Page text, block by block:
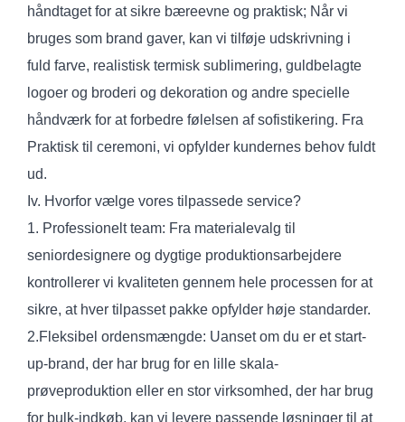
håndtaget for at sikre bæreevne og praktisk; Når vi
bruges som brand gaver, kan vi tilføje udskrivning i
fuld farve, realistisk termisk sublimering, guldbelagte
logoer og broderi og dekoration og andre specielle
håndværk for at forbedre følelsen af sofistikering. Fra
Praktisk til ceremoni, vi opfylder kundernes behov fuldt
ud.
Iv. Hvorfor vælge vores tilpassede service?
1. Professionelt team: Fra materialevalg til
seniordesignere og dygtige produktionsarbejdere
kontrollerer vi kvaliteten gennem hele processen for at
sikre, at hver tilpasset pakke opfylder høje standarder.
2.Fleksibel ordensmængde: Uanset om du er et start-
up-brand, der har brug for en lille skala-
prøveproduktion eller en stor virksomhed, der har brug
for bulk-indkøb, kan vi levere passende løsninger til at